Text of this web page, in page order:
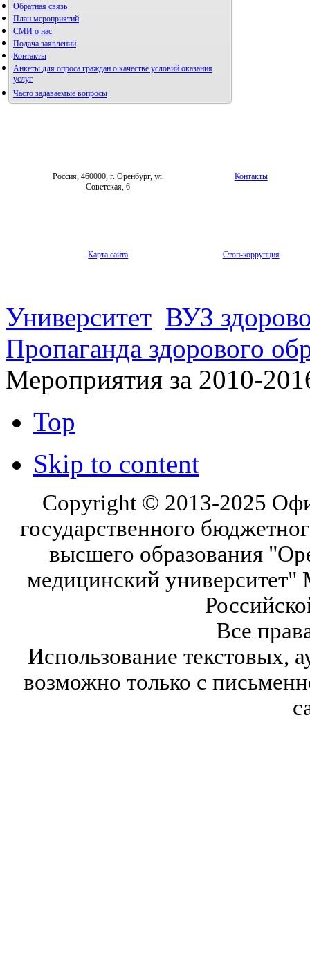
Обратная связь
План мероприятий
СМИ о нас
Подача заявлений
Контакты
Анкеты для опроса граждан о качестве условий оказания
услуг
Часто задаваемые вопросы
Россия, 460000, г. Оренбург, ул.
Советская, 6
Контакты
Карта сайта Стоп-коррупция
Университет ВУЗ
Пропаганда здорового
Мероприятия за 2010-
Top
Skip to content
Copyright © 2013-2025
государственного
высшего образования
медицинский университет"
Все
Использование текстовых,
возможно только с